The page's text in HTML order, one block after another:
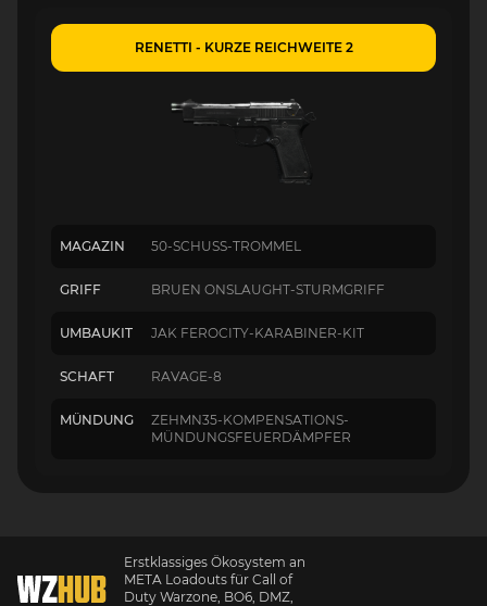
RENETTI - KURZE REICHWEITE 2
MAGAZIN 50-SCHUSS-TROMMEL
GRIFF BRUEN ONSLAUGHT-STURMGRIFF
UMBAUKIT JAK FEROCITY-KARABINER-KIT
SCHAFT RAVAGE-8
MÜNDUNG
ZEHMN35-KOMPENSATIONS-
MÜNDUNGSFEUERDÄMPFER
Erstklassiges Ökosystem an
META Loadouts für Call of
Duty Warzone, BO6, DMZ,